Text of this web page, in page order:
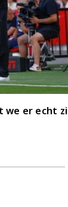
we er echt